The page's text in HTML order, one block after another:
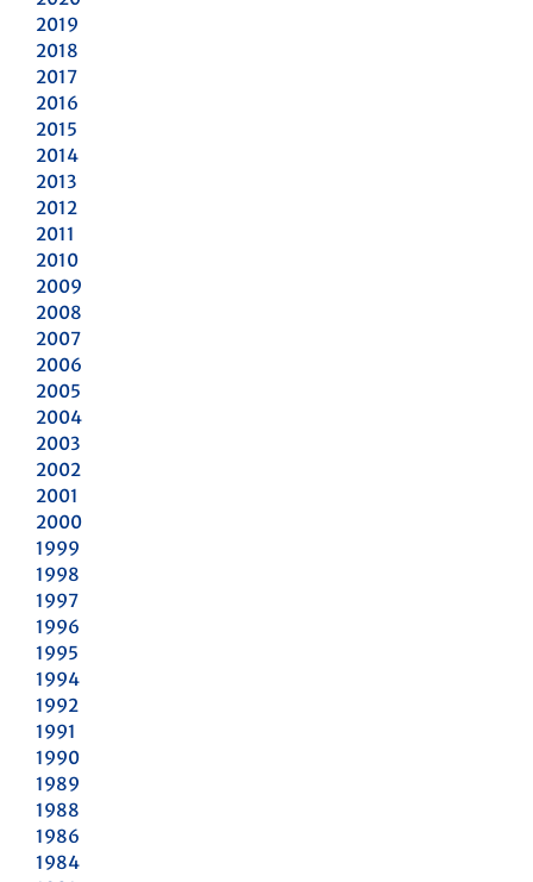
2019
2018
2017
2016
2015
2014
2013
2012
2011
2010
2009
2008
2007
2006
2005
2004
2003
2002
2001
2000
1999
1998
1997
1996
1995
1994
1992
1991
1990
1989
1988
1986
1984